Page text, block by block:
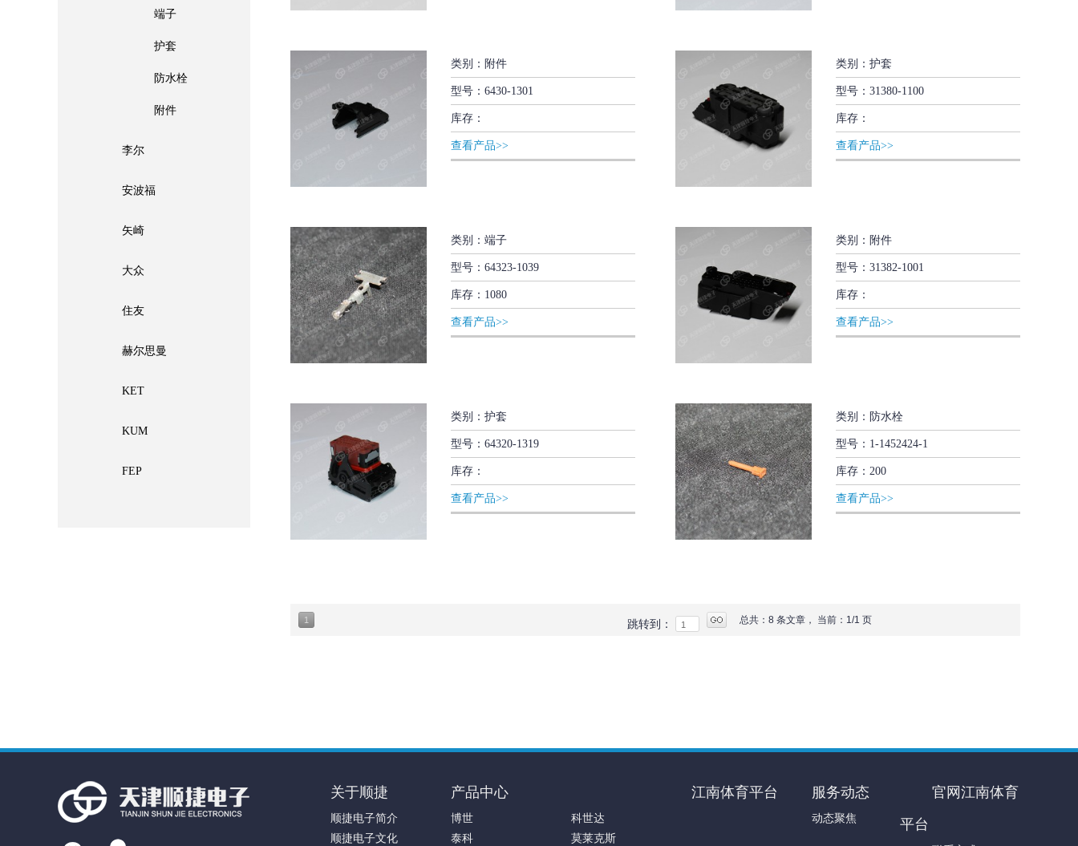
端子
护套
防水栓
附件
李尔
安波福
矢崎
大众
住友
赫尔思曼
KET
KUM
FEP
类别：附件
型号：6430-1301
库存：
查看产品>>
类别：护套
型号：31380-1100
库存：
查看产品>>
类别：端子
型号：64323-1039
库存：1080
查看产品>>
类别：附件
型号：31382-1001
库存：
查看产品>>
类别：护套
型号：64320-1319
库存：
查看产品>>
类别：防水栓
型号：1-1452424-1
库存：200
查看产品>>
1 跳转到： 总共：8 条文章， 当前：1/1 页
关于顺捷
顺捷电子简介
顺捷电子文化
产品中心
博世
科世达
泰科
莫莱克斯
江南体育平台 服务动态
动态聚焦
官网江南体育
平台